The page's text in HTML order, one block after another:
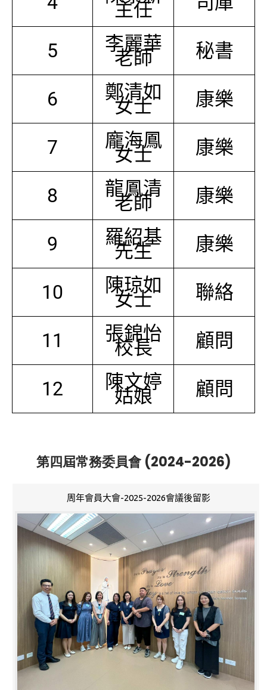
主任
5 李麗華
老師 秘書
6 鄭清如
女士 康樂
7 龐海鳳
女士 康樂
8 龍鳳清
老師 康樂
9 羅紹基
先生 康樂
10 陳琼如
女士 聯絡
11 張錦怡
校長 顧問
12 陳文婷
姑娘 顧問
第四屆常務委員會 (2024-2026)
周年會員大會-2025-2026會議後留影